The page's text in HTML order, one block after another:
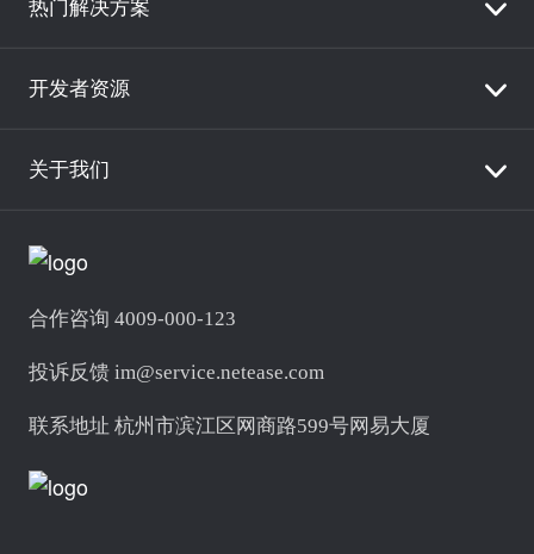
热门解决方案
开发者资源
关于我们
合作咨询 4009-000-123
投诉反馈 im@service.netease.com
联系地址 杭州市滨江区网商路599号网易大厦